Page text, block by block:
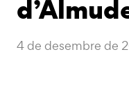
4 de desembre de